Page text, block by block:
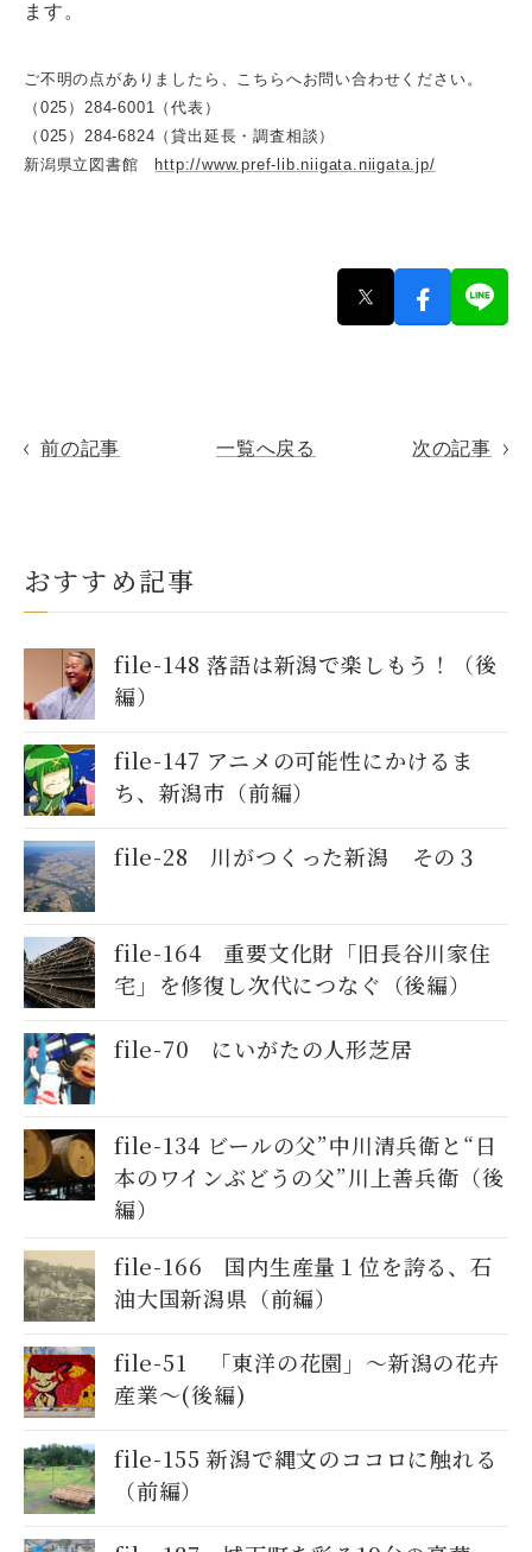
ます。
ご不明の点がありましたら、こちらへお問い合わせください。
（025）284-6001（代表）
（025）284-6824（貸出延長・調査相談）
新潟県立図書館
http://www.pref-lib.niigata.niigata.jp/
前の記事 一覧へ戻る 次の記事
おすすめ記事
file-148 落語は新潟で楽しもう！（後
編）
file-147 アニメの可能性にかけるま
ち、新潟市（前編）
file-28 川がつくった新潟 その３
file-164 重要文化財「旧長谷川家住
宅」を修復し次代につなぐ（後編）
file-70 にいがたの人形芝居
file-134 ビールの父”中川清兵衛と“日
本のワインぶどうの父”川上善兵衛（後
編）
file-166 国内生産量１位を誇る、石
油大国新潟県（前編）
file-51 「東洋の花園」～新潟の花卉
産業～(後編)
file-155 新潟で縄文のココロに触れる
（前編）